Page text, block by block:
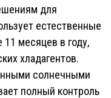
для
естественные
месяцев в году,
хладагентов.
солнечными
полный контроль